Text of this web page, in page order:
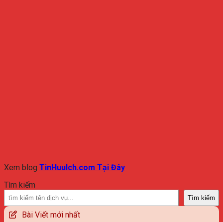
Xem blog TinHuuIch.com Tại Đây
Tìm kiếm
Tìm kiếm
Bài Viết mới nhất